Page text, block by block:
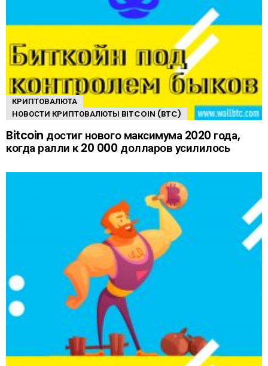
КРИПТОВАЛЮТА
НОВОСТИ КРИПТОВАЛЮТЫ BITCOIN (BTC)
Bitcoin достиг нового максимума 2020 года,
когда ралли к 20 000 долларов усилилось